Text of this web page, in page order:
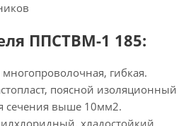
ППСТВМ-1 185:
гибкая.
поясной изоляционный
сечения выше 10мм2.
хладостойкий